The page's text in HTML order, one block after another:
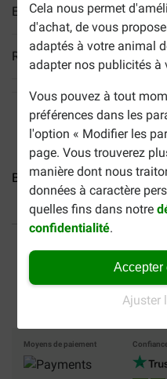
Cela nous permet
d'achat, de vous
adaptés à votre animal
adapter nos publicités à
Vous pouvez à tout
préférences dans les
l'option « Modifier les
page. Vous trouverez
manière dont nous
données à caractère
quelles fins dans notre
confidentialité.
Accepter
Ajuster
En savoir plus
Reviews
Brekz Snacks - Saucisse...
40% moins cher
Paiement sécurisé
Moyens de paiement